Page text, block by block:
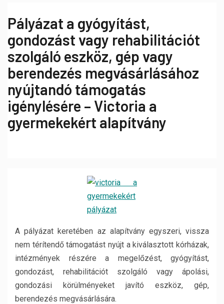
Pályázat a gyógyítást,
gondozást vagy rehabilitációt
szolgáló eszköz, gép vagy
berendezés megvásárlásához
nyújtandó támogatás
igénylésére – Victoria a
gyermekekért alapítvány
A pályázat keretében az alapítvány egyszeri, vissza
nem térítendő támogatást nyújt a kiválasztott kórházak,
intézmények részére a megelőzést, gyógyítást,
gondozást, rehabilitációt szolgáló vagy ápolási,
gondozási körülményeket javító eszköz, gép,
berendezés megvásárlására.